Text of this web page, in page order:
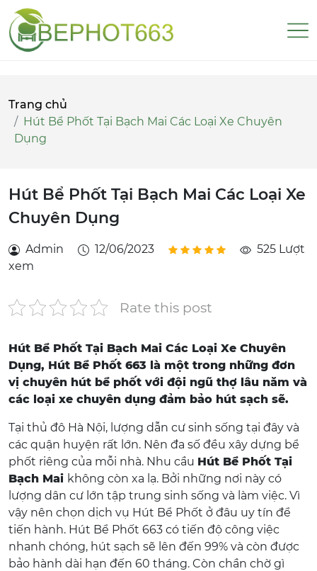
Trang chủ
Hút Bể Phốt Tại Bạch Mai Các Loại Xe Chuyên
Dụng
Hút Bể Phốt Tại Bạch Mai Các Loại Xe
Chuyên Dụng
Admin 12/06/2023
525 Lượt
xem
Rate this post
Hút Bể Phốt Tại Bạch Mai Các Loại Xe Chuyên
Dụng, Hút Bể Phốt 663 là một trong những đơn
vị chuyên hút bể phốt với đội ngũ thợ lâu năm và
các loại xe chuyên dụng đảm bảo hút sạch sẽ.
Tại thủ đô Hà Nội, lượng dẫn cư sinh sống tại đây và
các quận huyện rất lớn. Nên đa số đều xây dựng bể
phốt riêng của mỗi nhà. Nhu cầu Hút Bể Phốt Tại
Bạch Mai không còn xa lạ. Bởi những nơi này có
lượng dân cư lớn tập trung sinh sống và làm việc. Vì
vậy nên chọn dịch vụ Hút Bể Phốt ở đâu uy tín để
tiến hành. Hút Bể Phốt 663 có tiến độ công việc
nhanh chóng, hút sạch sẽ lên đến 99% và còn được
bảo hành dài hạn đến 60 tháng. Còn chần chờ gì